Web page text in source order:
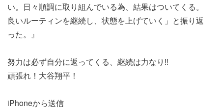
い。日々順調に取り組んでいる為、結果はついてくる。
良いルーティンを継続し、状態を上げていく」と振り返
った。』
努力は必ず自分に返ってくる、継続は力なり‼️
頑張れ！大谷翔平！
iPhoneから送信